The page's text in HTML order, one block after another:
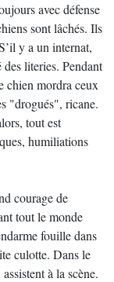
avec défense
sont lâchés. Ils
y a un internat,
literies. Pendant
chien mordra ceux
"drogués", ricane.
tout est
humiliations
courage de
tout le monde
fouille dans
culotte. Dans le
à la scène.